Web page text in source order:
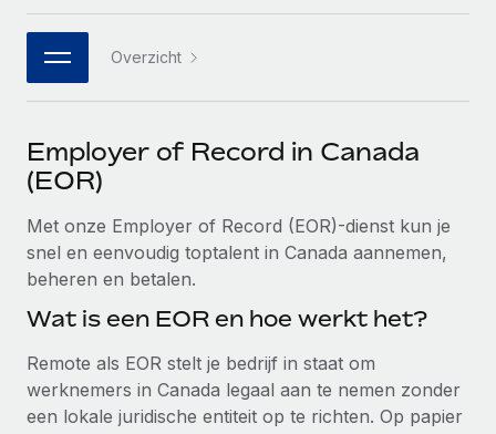
Integraties
DIENSTEN
Krijg hulp van global HR- en juridische experts
Achtergrondonderzoek
Vereenvoudig het screeningsproces van
Compliance Watchtower
Blijf compliance-risico's voor
WERK MET ONS SAMEN
Strategische technologiepartners
Een partner worden
Ontdek hoe je met ons kunt samenwerken
Integraties en advies over AI-automatiseringen
CASESTUDY'S
Webinars
Newsroom
Inzichtencentrum
BLOG
日本語
한국어
Overzicht
Employer of Record in Canada
(EOR)
Met onze Employer of Record (EOR)-dienst kun je
snel en eenvoudig toptalent in Canada aannemen,
beheren en betalen.
Wat is een EOR en hoe werkt het?
Remote als EOR stelt je bedrijf in staat om
werknemers in Canada legaal aan te nemen zonder
een lokale juridische entiteit op te richten. Op papier